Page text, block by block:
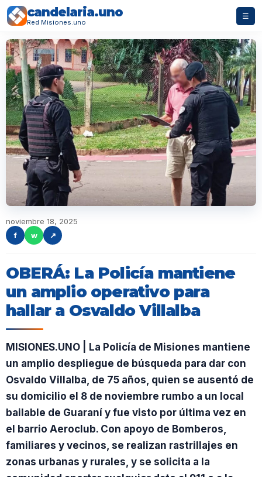
candelaria.uno
Red Misiones.uno
☰
noviembre 18, 2025
f
w ↗
OBERÁ: La Policía mantiene
un amplio operativo para
hallar a Osvaldo Villalba
MISIONES.UNO | La Policía de Misiones mantiene
un amplio despliegue de búsqueda para dar con
Osvaldo Villalba, de 75 años, quien se ausentó de
su domicilio el 8 de noviembre rumbo a un local
bailable de Guaraní y fue visto por última vez en
el barrio Aeroclub. Con apoyo de Bomberos,
familiares y vecinos, se realizan rastrillajes en
zonas urbanas y rurales, y se solicita a la